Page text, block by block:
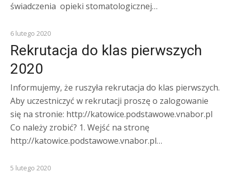
świadczenia opieki stomatologicznej…
KOMUNIKATY
6 lutego 2020
Rekrutacja do klas pierwszych
2020
Informujemy, że ruszyła rekrutacja do klas pierwszych.
Aby uczestniczyć w rekrutacji proszę o zalogowanie
się na stronie: http://katowice.podstawowe.vnabor.pl
Co należy zrobić? 1. Wejść na stronę
http://katowice.podstawowe.vnabor.pl…
ZAJĘCIA POZASZKOLNE
5 lutego 2020